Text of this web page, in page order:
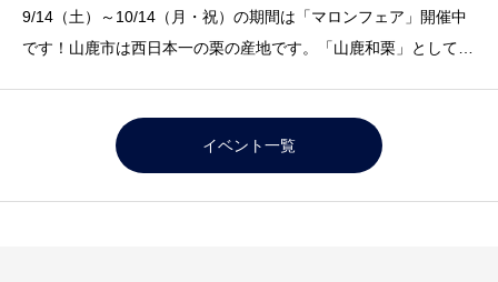
9/14（土）～10/14（月・祝）の期間は「マロンフェア」開催中
です！山鹿市は西日本一の栗の産地です。「山鹿和栗」として認
ル・オ・マロン」、「栗あんぱん」、お菓子
イベント一覧